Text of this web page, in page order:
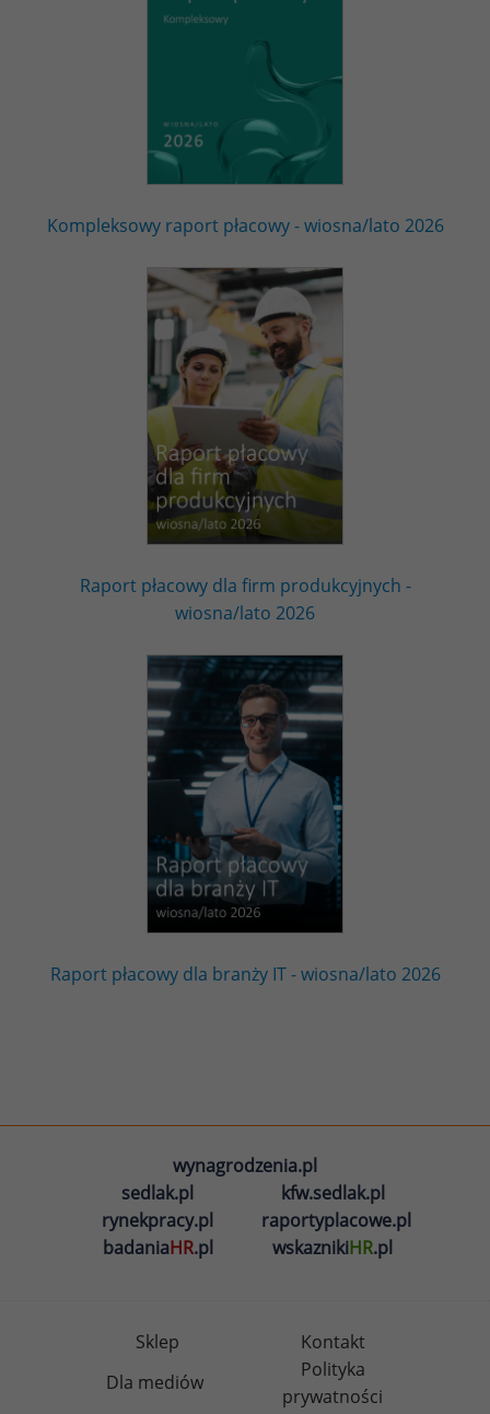
Kompleksowy raport płacowy - wiosna/lato 2026
Raport płacowy dla firm produkcyjnych -
wiosna/lato 2026
Raport płacowy dla branży IT - wiosna/lato 2026
wynagrodzenia.pl
sedlak.pl
kfw.sedlak.pl
rynekpracy.pl
raportyplacowe.pl
badaniaHR.pl wskaznikiHR.pl
Sklep
Kontakt
Dla mediów
Polityka
prywatności